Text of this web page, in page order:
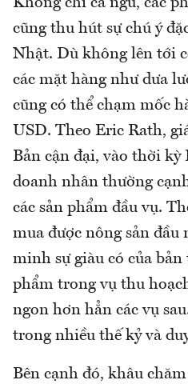
cũng thu hút sự chú ý
Nhật. Dù không lên tới
các mặt hàng như dưa
cũng có thể chạm mốc
USD. Theo Eric Rath,
Bản cận đại, vào thời kỳ
doanh nhân thường
các sản phẩm đầu vụ.
mua được nông sản đầu
minh sự giàu có của bản
phẩm trong vụ thu
ngon hơn hẳn các vụ
trong nhiều thế kỷ và
Bên cạnh đó, khâu